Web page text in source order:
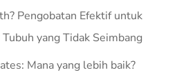
Pengobatan Efektif untuk
yang Tidak Seimbang
Mana yang lebih baik?